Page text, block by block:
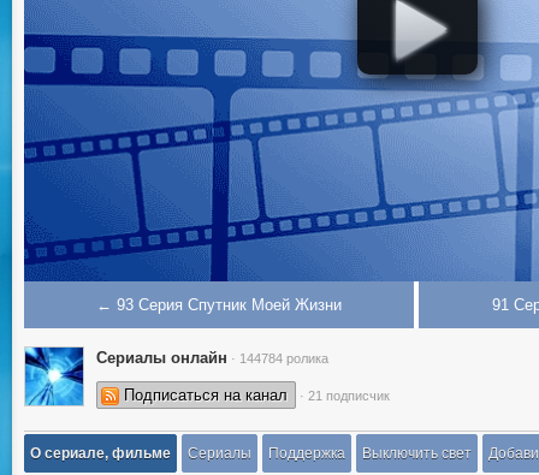
← 93 Серия Спутник Моей Жизни 91
Сериалы онлайн · 144784 ролика
Подписаться на канал · 21 подписчик
О сериале, фильме Сериалы Поддержка Выключить свет